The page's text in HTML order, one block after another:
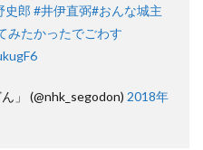
史郎 #井伊直弼#おんな城主
みたかったでごわす
」 (@nhk_segodon) 2018年